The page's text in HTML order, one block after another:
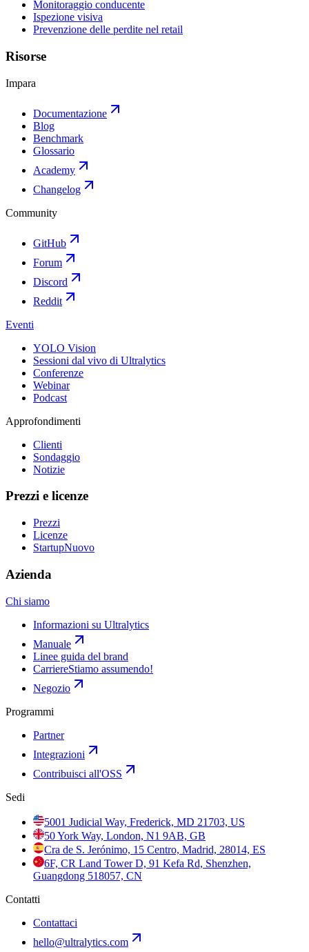
Monitoraggio conducente
Ispezione visiva
Prevenzione delle perdite nel retail
Risorse
Impara
Documentazione
Blog
Benchmark
Glossario
Academy
Changelog
Community
GitHub
Forum
Discord
Reddit
Eventi
YOLO Vision
Sessioni dal vivo di Ultralytics
Conferenze
Webinar
Podcast
Approfondimenti
Clienti
Sondaggio
Notizie
Prezzi e licenze
Prezzi
Licenze
StartupNuovo
Azienda
Chi siamo
Informazioni su Ultralytics
Manuale
Linee guida del brand
CarriereStiamo assumendo!
Negozio
Programmi
Partner
Integrazioni
Contribuisci all'OSS
Sedi
5001 Judicial Way, Frederick, MD 21703, US
50 York Way, London, N1 9AB, GB
Cra de S. Jerónimo, 15 Centro, Madrid, 28014, ES
6F, CR Land Tower D, 91 Kefa Rd, Shenzhen,
Guangdong 518057, CN
Contatti
Contattaci
hello@ultralytics.com